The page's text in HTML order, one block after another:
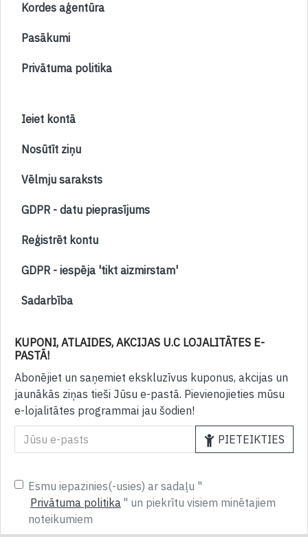
Kordes aģentūra
Pasākumi
Privātuma politika
Ieiet kontā
Nosūtīt ziņu
Vēlmju saraksts
GDPR - datu pieprasījums
Reģistrēt kontu
GDPR - iespēja 'tikt aizmirstam'
Sadarbība
KUPONI, ATLAIDES, AKCIJAS U.C LOJALITĀTES E-
PASTĀ!
Abonējiet un saņemiet ekskluzīvus kuponus, akcijas un
jaunākās ziņas tieši Jūsu e-pastā. Pievienojieties mūsu
e-lojalitātes programmai jau šodien!
PIETEIKTIES
Esmu iepazinies(-usies) ar sadaļu "
Privātuma politika " un piekrītu visiem minētajiem
noteikumiem